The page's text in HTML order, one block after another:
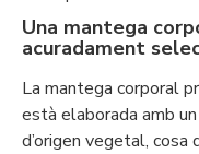
Una mantega
acuradament
La mantega corporal
està elaborada amb
d’origen vegetal, cosa